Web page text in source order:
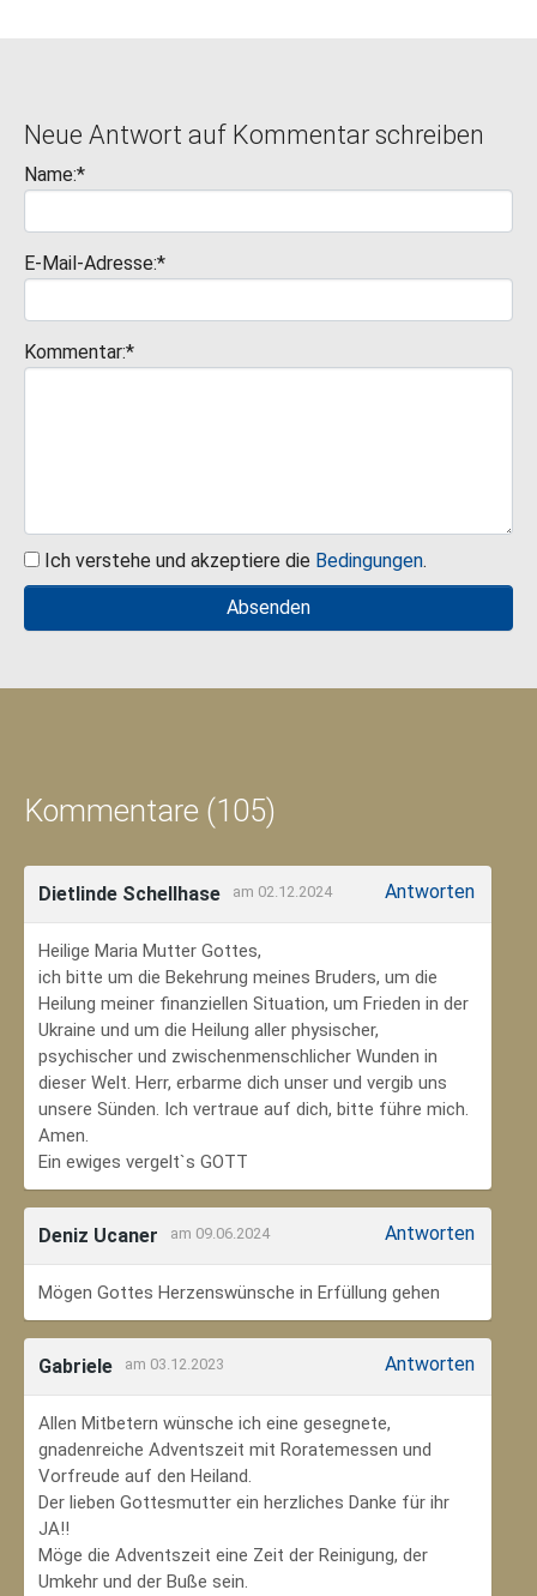
Neue Antwort auf Kommentar schreiben
Name:*
E-Mail-Adresse:*
Kommentar:*
Ich verstehe und akzeptiere die Bedingungen.
Kommentare (105)
Dietlinde Schellhase am 02.12.2024 Antworten
Heilige Maria Mutter Gottes,
ich bitte um die Bekehrung meines Bruders, um die
Heilung meiner finanziellen Situation, um Frieden in der
Ukraine und um die Heilung aller physischer,
psychischer und zwischenmenschlicher Wunden in
dieser Welt. Herr, erbarme dich unser und vergib uns
unsere Sünden. Ich vertraue auf dich, bitte führe mich.
Amen.
Ein ewiges vergelt`s GOTT
Deniz Ucaner am 09.06.2024 Antworten
Mögen Gottes Herzenswünsche in Erfüllung gehen
Gabriele am 03.12.2023 Antworten
Allen Mitbetern wünsche ich eine gesegnete,
gnadenreiche Adventszeit mit Roratemessen und
Vorfreude auf den Heiland.
Der lieben Gottesmutter ein herzliches Danke für ihr
JA!!
Möge die Adventszeit eine Zeit der Reinigung, der
Umkehr und der Buße sein.